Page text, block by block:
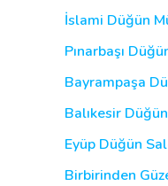
İslami Düğün
Pınarbaşı
Bayrampaşa
Balıkesir
Eyüp Düğün
Birbirinden